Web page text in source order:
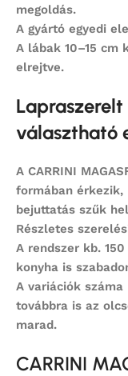
megoldás.
A gyártó egyedi
A lábak 10–15
elrejtve.
választható
A CARRINI
formában érkezik,
bejuttatás szűk
Részletes
A rendszer kb.
konyha is
A variációk száma
továbbra is az
marad.
CARRINI